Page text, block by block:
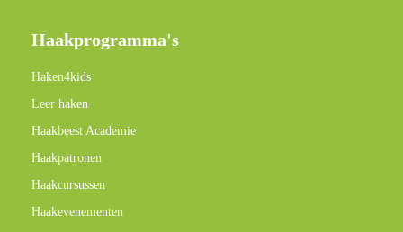
Haakprogramma's
Haken4kids
Leer haken
Haakbeest Academie
Haakpatronen
Haakcursussen
Haakevenementen